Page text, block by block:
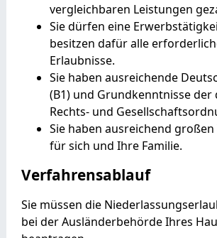
vergleichbaren Leistungen
Sie dürfen eine
besitzen dafür alle
Erlaubnisse.
Sie haben ausreichende
(B1) und Grundkenntnisse der
Rechts- und
Sie haben ausreichend
für sich und Ihre Familie.
Verfahrensablauf
Sie müssen die
bei der Ausländerbehörde Ihres